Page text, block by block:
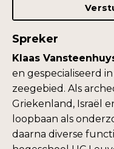
Spreker
Klaas
en gespecialiseerd
zeegebied. Als
Griekenland, Israël
loopbaan als
daarna diverse